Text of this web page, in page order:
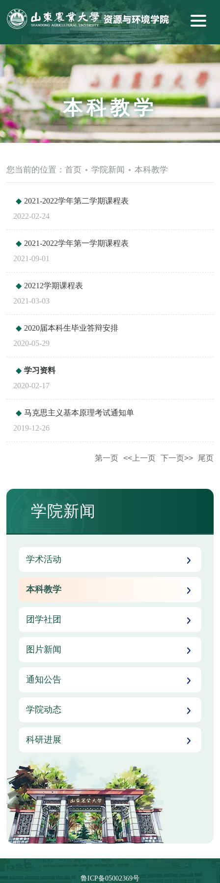
本科教学
您当前的位置：首页 学院新闻 本科教学
2021-2022学年第二学期课程表
2022-02-24
2021-2022学年第一学期课程表
2021-09-01
20212学期课程表
2021-03-03
2020届本科生毕业答辩安排
2020-05-29
学习资料
2020-02-17
马克思主义基本原理考试通知单
2019-12-26
第一页 <<上一页 下一页>> 尾页
学院新闻
学术活动
本科教学
团学社团
图片新闻
通知公告
学院动态
科研进展
鲁ICP备05002369号